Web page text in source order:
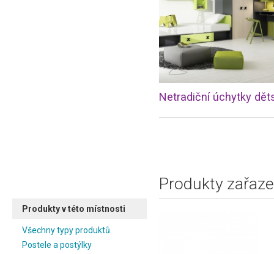
Produkty v této místnosti
Všechny typy produktů
Postele a postýlky
Produkty